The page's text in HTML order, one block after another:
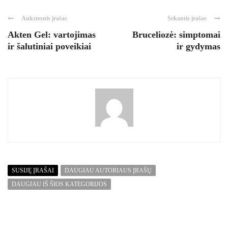
Ankstesnis įrašas
Akten Gel: vartojimas
ir šalutiniai poveikiai
Sekantis įrašas
Bruceliozė: simptomai
ir gydymas
SUSIJĘ ĮRAŠAI
DAUGIAU AUTORIAUS ĮRAŠŲ
DAUGIAU IŠ ŠIOS KATEGORIJOS